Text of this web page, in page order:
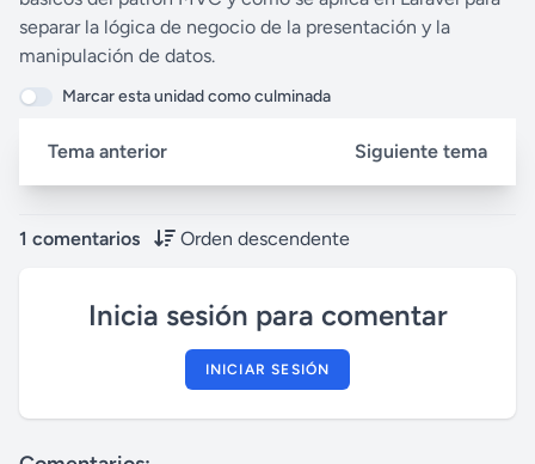
separar la lógica de negocio de la presentación y la
manipulación de datos.
Marcar esta unidad como culminada
Tema anterior Siguiente tema
1 comentarios Orden descendente
Inicia sesión para comentar
INICIAR SESIÓN